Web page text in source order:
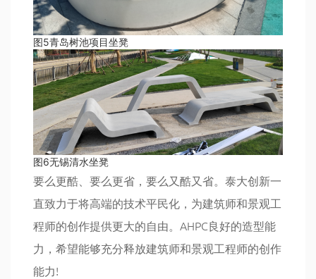
图5青岛树池项目坐凳
图6无锡清水坐凳
要么更酷、要么更省，要么又酷又省。泰大创新一
直致力于将高端的技术平民化，为建筑师和景观工
程师的创作提供更大的自由。AHPC良好的造型能
力，希望能够充分释放建筑师和景观工程师的创作
能力!